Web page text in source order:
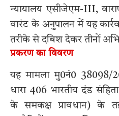
न्यायालय एसीजेएम-III,
वारंट के अनुपालन में यह
तरीके से दबिश देकर तीनों
प्रकरण का विवरण
यह मामला मु0नं0
धारा 406 भारतीय दंड
के समकक्ष प्रावधान) के